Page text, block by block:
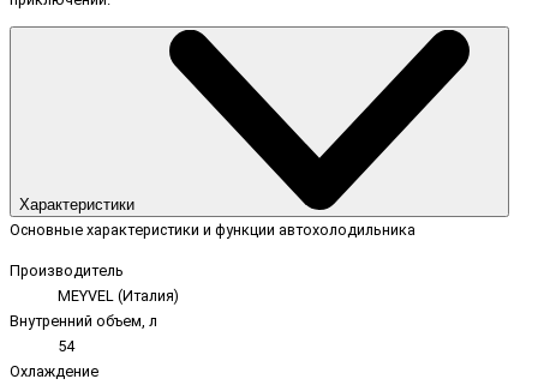
Характеристики
Основные характеристики и функции автохолодильника
Производитель
MEYVEL (Италия)
Внутренний объем, л
54
Охлаждение